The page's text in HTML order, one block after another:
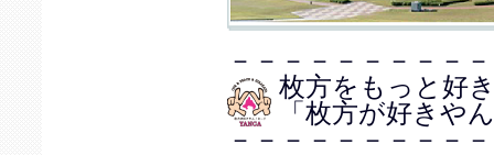
－－－－－－－－－
枚方をもっと好
「枚方が好きや
－－－－－－－－－